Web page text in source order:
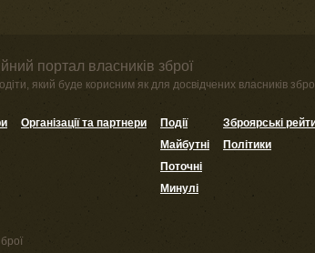
портал власників зброї
який буде корисним як для досвідчених власників
Організації та партнери
Події
Майбутні
Поточні
Минулі
Зброярські
Політики